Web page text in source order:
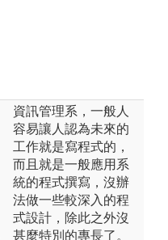
資訊管理系，一般人
容易讓人認為未來的
工作就是寫程式的，
而且就是一般應用系
統的程式撰寫，沒辦
法做一些較深入的程
式設計，除此之外沒
甚麼特別的專長了。